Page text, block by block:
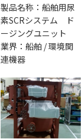
製品名称：船舶用尿
素SCRシステム ド
ージングユニット
業界：船舶 / 環境関
連機器